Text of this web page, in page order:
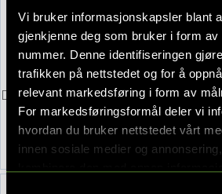
Vi bruker informasjonskapsler blant
gjenkjenne deg som bruker i form
nummer. Denne identifiseringen
trafikken på nettstedet og for å
relevant markedsføring i form av
For markedsføringsformål deler vi
hvordan du bruker nettstedet vårt
innen sosiale medier og
Drømmeland, KS 5000, Kontinentalseng
180x200 cm, Aragon 20
28 995,- 57 990,-